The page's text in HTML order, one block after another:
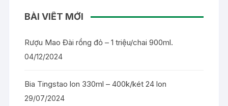
BÀI VIẾT MỚI
Rượu Mao Đài rồng đỏ – 1 triệu/chai 900ml.
04/12/2024
Bia Tingstao lon 330ml – 400k/két 24 lon
29/07/2024